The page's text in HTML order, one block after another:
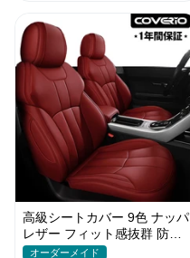
高級シートカバー 9色 ナッパ
レザー フィット感抜群 防水
防汚 オーダーメイド 全席セ
オーダーメイド